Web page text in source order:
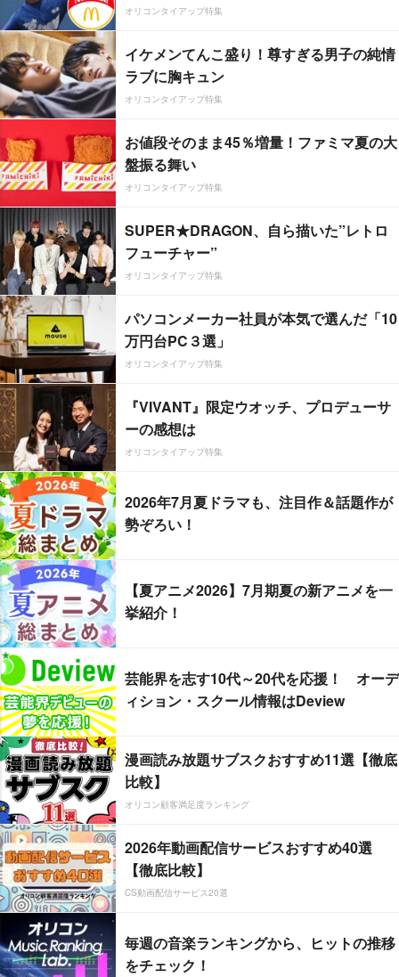
オリコンタイアップ特集
イケメンてんこ盛り！尊すぎる男子の純情
ラブに胸キュン
オリコンタイアップ特集
お値段そのまま45％増量！ファミマ夏の大
盤振る舞い
オリコンタイアップ特集
SUPER★DRAGON、自ら描いた”レトロ
フューチャー”
オリコンタイアップ特集
パソコンメーカー社員が本気で選んだ「10
万円台PC３選」
オリコンタイアップ特集
『VIVANT』限定ウオッチ、プロデューサ
ーの感想は
オリコンタイアップ特集
2026年7月夏ドラマも、注目作＆話題作が
勢ぞろい！
【夏アニメ2026】7月期夏の新アニメを一
挙紹介！
芸能界を志す10代～20代を応援！ オーデ
ィション・スクール情報はDeview
漫画読み放題サブスクおすすめ11選【徹底
比較】
オリコン顧客満足度ランキング
2026年動画配信サービスおすすめ40選
【徹底比較】
CS動画配信サービス20選
毎週の音楽ランキングから、ヒットの推移
をチェック！